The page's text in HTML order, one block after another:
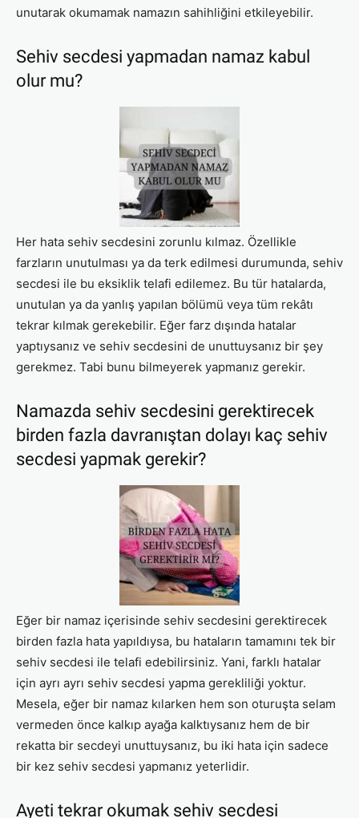
unutarak okumamak namazın sahihliğini etkileyebilir.
Sehiv secdesi yapmadan namaz kabul
olur mu?
Her hata sehiv secdesini zorunlu kılmaz. Özellikle
farzların unutulması ya da terk edilmesi durumunda, sehiv
secdesi ile bu eksiklik telafi edilemez. Bu tür hatalarda,
unutulan ya da yanlış yapılan bölümü veya tüm rekâtı
tekrar kılmak gerekebilir. Eğer farz dışında hatalar
yaptıysanız ve sehiv secdesini de unuttuysanız bir şey
gerekmez. Tabi bunu bilmeyerek yapmanız gerekir.
Namazda sehiv secdesini gerektirecek
birden fazla davranıştan dolayı kaç sehiv
secdesi yapmak gerekir?
Eğer bir namaz içerisinde sehiv secdesini gerektirecek
birden fazla hata yapıldıysa, bu hataların tamamını tek bir
sehiv secdesi ile telafi edebilirsiniz. Yani, farklı hatalar
için ayrı ayrı sehiv secdesi yapma gerekliliği yoktur.
Mesela, eğer bir namaz kılarken hem son oturuşta selam
vermeden önce kalkıp ayağa kalktıysanız hem de bir
rekatta bir secdeyi unuttuysanız, bu iki hata için sadece
bir kez sehiv secdesi yapmanız yeterlidir.
Ayeti tekrar okumak sehiv secdesi